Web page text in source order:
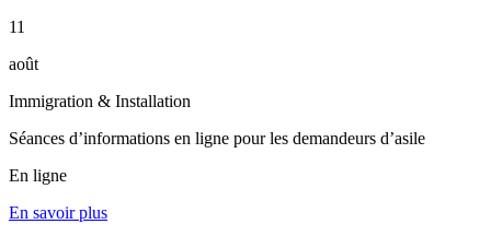
11
août
Immigration & Installation
Séances d’informations en ligne pour les demandeurs d’asile
En ligne
En savoir plus